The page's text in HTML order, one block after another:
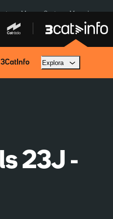
Menors Ceuta Mercabarna
3CatInfo Explora
23J -